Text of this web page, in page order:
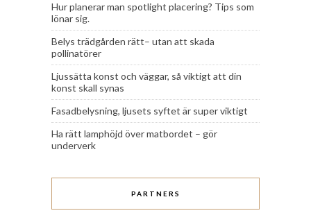
Hur planerar man spotlight placering? Tips som
lönar sig.
Belys trädgården rätt– utan att skada
pollinatörer
Ljussätta konst och väggar, så viktigt att din
konst skall synas
Fasadbelysning, ljusets syftet är super viktigt
Ha rätt lamphöjd över matbordet – gör
underverk
PARTNERS